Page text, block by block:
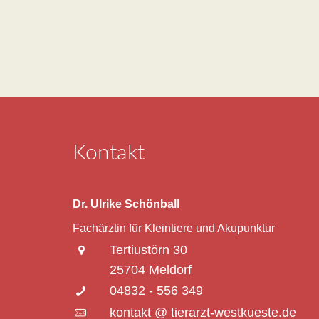
Kontakt
Dr. Ulrike Schönball
Fachärztin für Kleintiere und Akupunktur
Tertiustörn 30
25704 Meldorf
04832 - 556 349
kontakt @ tierarzt-westkueste.de